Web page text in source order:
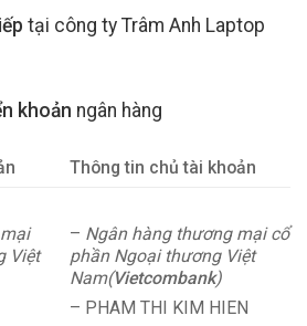
tại công ty Trâm Anh Laptop
khoản ngân hàng
Thông tin chủ tài khoản
Việt
– Ngân hàng thương mại cổ
phần Ngoại thương Việt
Nam(Vietcombank)
– PHAM THI KIM HIEN